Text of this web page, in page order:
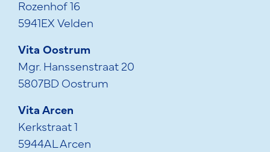
Rozenhof 16
5941EX Velden
Vita Oostrum
Mgr. Hanssenstraat 20
5807BD Oostrum
Vita Arcen
Kerkstraat 1
5944AL Arcen